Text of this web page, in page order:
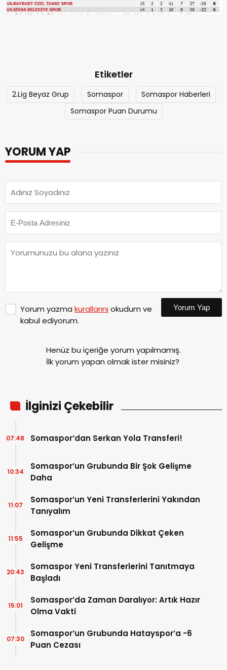
Etiketler
2.Lig Beyaz Grup Somaspor
Somaspor Haberleri
Somaspor Puan Durumu
YORUM YAP
Yorum yazma kurallarınıokudum ve
kabul ediyorum.
Yorum Yap
Henüz bu içeriğe yorum yapılmamış.
İlk yorum yapan olmak ister misiniz?
İlginizi Çekebilir
Somaspor’dan Serkan Yola Transferi!
07:48
Somaspor’un Grubunda Bir Şok Gelişme
Daha
10:34
Somaspor’un Yeni Transferlerini Yakından
Tanıyalım
11:07
Somaspor’un Grubunda Dikkat Çeken
Gelişme
11:55
Somaspor Yeni Transferlerini Tanıtmaya
Başladı
20:43
Somaspor’da Zaman Daralıyor: Artık Hazır
Olma Vakti
15:01
Somaspor’un Grubunda Hatayspor’a -6
Puan Cezası
07:30